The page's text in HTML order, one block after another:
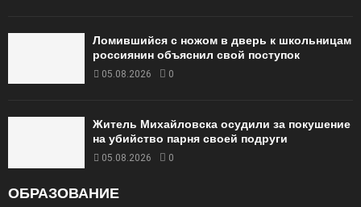
Ломившийся с ножом в дверь к школьницам
россиянин объяснил свой поступок
05.08.2026 0
Житель Михайловска осудили за покушение
на убийство парня своей подруги
05.08.2026 0
ОБРАЗОВАНИЕ